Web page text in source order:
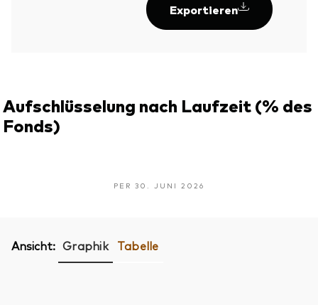
Exportieren
Aufschlüsselung nach Laufzeit (% des
Fonds)
PER 30. JUNI 2026
Ansicht: Graphik Tabelle